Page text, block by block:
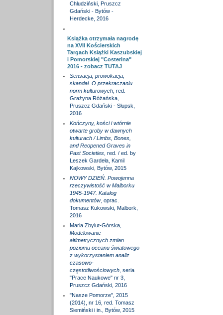
Chludziński, Pruszcz
Gdański - Bytów -
Herdecke, 2016
Książka otrzymała nagrodę
na XVII Kościerskich
Targach Książki Kaszubskiej
i Pomorskiej "Costerina"
2016 - zobacz TUTAJ
Sensacja, prowokacja,
skandal. O przekraczaniu
norm kulturowych, red.
Grażyna Różańska,
Pruszcz Gdański - Słupsk,
2016
Kończyny, kości i wtórnie
otwarte groby w dawnych
kulturach / Limbs, Bones,
and Reopened Graves in
Past Societies, red. / ed. by
Leszek Gardeła, Kamil
Kajkowski, Bytów, 2015
NOWY DZIEŃ. Powojenna
rzeczywistość w Malborku
1945-1947. Katalog
dokumentów, oprac.
Tomasz Kukowski, Malbork,
2016
Maria Zbylut-Górska,
Modelowanie
altimetrycznych zmian
poziomu oceanu światowego
z wykorzystaniem analiz
czasowo-
częstotliwościowych, seria
"Prace Naukowe" nr 3,
Pruszcz Gdański, 2016
"Nasze Pomorze", 2015
(2014), nr 16, red. Tomasz
Siemiński i in., Bytów, 2015